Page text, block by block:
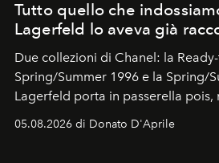
Tutto quello che
Lagerfeld lo aveva già
Due collezioni di Chanel: la
Spring/Summer 1996 e la Spring/
Lagerfeld porta in passerella pois,
logomania pensata per la spiaggia
Kate, Claudia e Carla una dietro
05.08.2026 di Donato D'Aprile